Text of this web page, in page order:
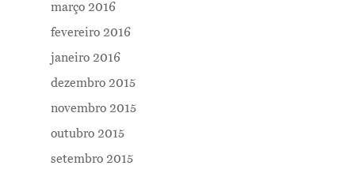
março 2016
fevereiro 2016
janeiro 2016
dezembro 2015
novembro 2015
outubro 2015
setembro 2015